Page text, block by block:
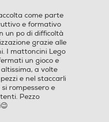
come parte
e formativo
un po di difficoltà
grazie alle
I mattoncini Lego
un gioco e
a volte
e nel staccarli
rompessero e
Pezzo